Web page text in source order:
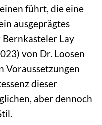
führt, die eine
ausgeprägtes
Lay
von Dr. Loosen
Voraussetzungen
dieser
aber dennoch